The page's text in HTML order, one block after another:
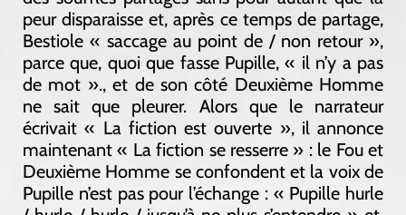
peur disparaisse et, après ce temps de partage,
Bestiole « saccage au point de / non retour »,
parce que, quoi que fasse Pupille, « il n’y a pas
de mot »., et de son côté Deuxième Homme
ne sait que pleurer. Alors que le narrateur
écrivait « La fiction est ouverte », il annonce
maintenant « La fiction se resserre » : le Fou et
Deuxième Homme se confondent et la voix de
Pupille n’est pas pour l’échange : « Pupille hurle